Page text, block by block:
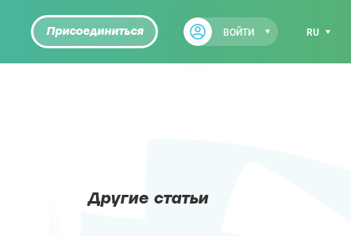
Присоединиться ВОЙТИ RU
Другие статьи